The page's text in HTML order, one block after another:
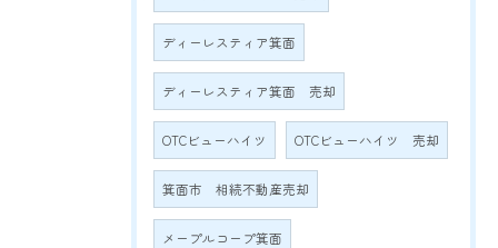
ディーレスティア箕面
ディーレスティア箕面 売却
OTCビューハイツ OTCビューハイツ 売却
箕面市 相続不動産売却
メープルコープ箕面